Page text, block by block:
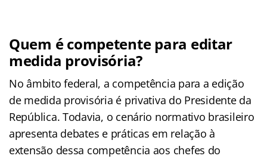
Quem é competente para editar
medida provisória?
No âmbito federal, a competência para a edição
de medida provisória é privativa do Presidente da
República. Todavia, o cenário normativo brasileiro
apresenta debates e práticas em relação à
extensão dessa competência aos chefes do